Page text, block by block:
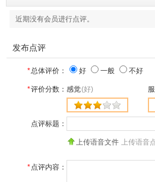
近期没有会员进行点评。
发布点评
*总体评价： 好 一般 不好
*评价分数： 感觉(好)
点评标题：
上传语音文件 上传语音
*点评内容：